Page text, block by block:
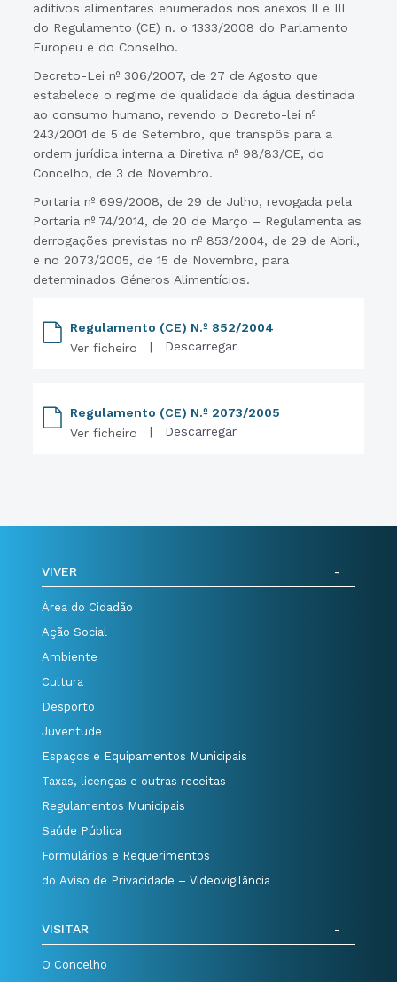
aditivos alimentares enumerados nos anexos II e III
do Regulamento (CE) n. o 1333/2008 do Parlamento
Europeu e do Conselho.
Decreto-Lei nº 306/2007, de 27 de Agosto que
estabelece o regime de qualidade da água destinada
ao consumo humano, revendo o Decreto-lei nº
243/2001 de 5 de Setembro, que transpôs para a
ordem jurídica interna a Diretiva nº 98/83/CE, do
Concelho, de 3 de Novembro.
Portaria nº 699/2008, de 29 de Julho, revogada pela
Portaria nº 74/2014, de 20 de Março – Regulamenta as
derrogações previstas no nº 853/2004, de 29 de Abril,
e no 2073/2005, de 15 de Novembro, para
determinados Géneros Alimentícios.
Regulamento (CE) N.º 852/2004
Ver ficheiro
| Descarregar
Regulamento (CE) N.º 2073/2005
Ver ficheiro
| Descarregar
VIVER
Área do Cidadão
Ação Social
Ambiente
Cultura
Desporto
Juventude
Espaços e Equipamentos Municipais
Taxas, licenças e outras receitas
Regulamentos Municipais
Saúde Pública
Formulários e Requerimentos
do Aviso de Privacidade – Videovigilância
VISITAR
O Concelho